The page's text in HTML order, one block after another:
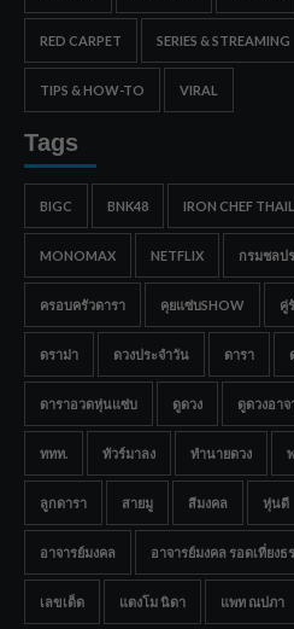
RED CARPET SERIES & STREAMING
TIPS & HOW-TO VIRAL
Tags
BIGC BNK48 IRON CHEF
MONOMAX NETFLIX กรมชลป
ครอบครัวดารา คุยแซ่บSHOW คู่
ดราม่า ดวงประจำวัน ดารา
ดาราอวดหุ่นแซ่บ ดูดวง ดูดวงอาจ
ททท. ทัวร์มาลง ทำนายดวง
ลูกดารา สายมู สีมงคล หุ่นดี
อาจารย์มงคล อาจารย์มงคล รอดเที่ยงธ
เลขเด็ด แตงโม นิดา แพท ณปภา